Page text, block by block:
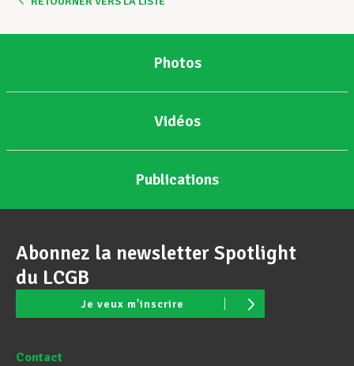
Photos
Vidéos
Publications
Abonnez la newsletter Spotlight
du LCGB
Je veux m'inscrire
Contact